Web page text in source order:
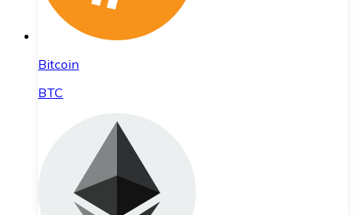
Bitcoin
BTC